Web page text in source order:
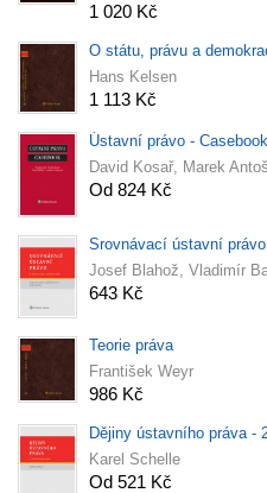
1 020 Kč
O státu, právu a
Hans Kelsen
1 113 Kč
Ústavní právo - Casebook
David Kosař, Marek
Od 824 Kč
Srovnávací ústavní
Josef Blahož, Vladimír
643 Kč
Teorie práva
František Weyr
986 Kč
Dějiny ústavního práva -
Karel Schelle
Od 521 Kč